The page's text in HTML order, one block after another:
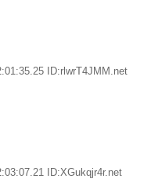
ID:rlwrT4JMM.net
ID:XGukqjr4r.net